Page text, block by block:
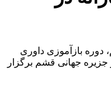
بازآموزی داوری
کننده در جزیره جهانی قشم برگزار